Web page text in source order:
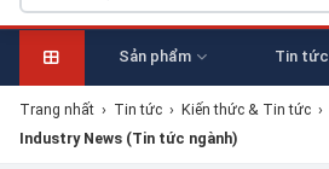
Sản phẩm Tin tức
Trang nhất › Tin tức › Kiến thức & Tin tức ›
Industry News (Tin tức ngành)